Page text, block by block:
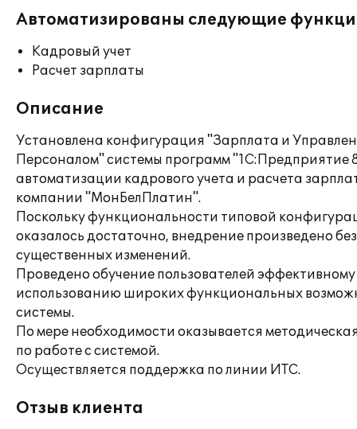
Автоматизированы следующие
Кадровый учет
Расчет зарплаты
Описание
Установлена конфигурация "Зарплата и
Персоналом" системы программ "1С:Предприятие
автоматизации кадрового учета и расчета
компании "МонБелПлатин".
Поскольку функциональности типовой
оказалось достаточно, внедрение произведено без
существенных изменений.
Проведено обучение пользователей эффективному
использованию широких функциональных
системы.
По мере необходимости оказывается
по работе с системой.
Осуществляется поддержка по линии ИТС.
Отзыв клиента